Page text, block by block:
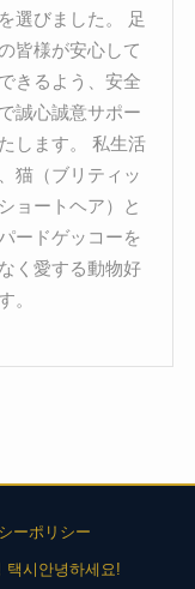
選びました。 足
皆様が安心して
きるよう、安全
誠心誠意サポー
たします。 私生活
猫（ブリティッ
ョートヘア）と
ードゲッコーを
く愛する動物好
。
ーポリシー
택시안녕하세요!